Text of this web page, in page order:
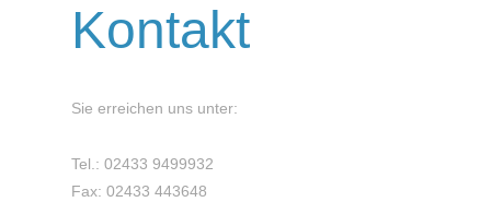
Kontakt
Sie erreichen uns unter:
Tel.: 02433 9499932
Fax: 02433 443648